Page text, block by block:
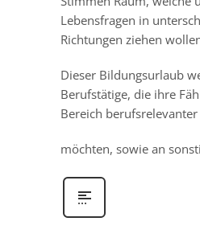
Lebensfragen in
Richtungen ziehen
Dieser Bildungsurlaub
Berufstätige, die ihre
Bereich berufsrelevanter
möchten, sowie an